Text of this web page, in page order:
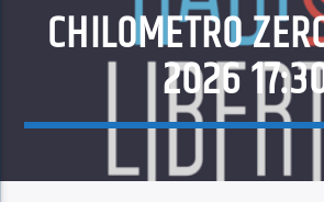
CHILOMETRO
2026